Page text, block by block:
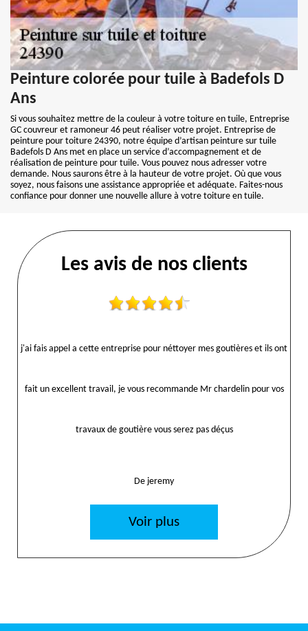
Peinture colorée pour tuile à Badefols D
Ans
Si vous souhaitez mettre de la couleur à votre toiture en tuile, Entreprise
GC couvreur et ramoneur 46 peut réaliser votre projet. Entreprise de
peinture pour toiture 24390, notre équipe d’artisan peinture sur tuile
Badefols D Ans met en place un service d’accompagnement et de
réalisation de peinture pour tuile. Vous pouvez nous adresser votre
demande. Nous saurons être à la hauteur de votre projet. Où que vous
soyez, nous faisons une assistance appropriée et adéquate. Faites-nous
confiance pour donner une nouvelle allure à votre toiture en tuile.
Les avis de nos clients
j'ai fais appel a cette entreprise pour néttoyer mes goutières et ils ont
fait un excellent travail, je vous recommande Mr chardelin pour vos
travaux de goutière vous serez pas déçus
De jeremy
Voir plus